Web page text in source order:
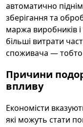
автоматично
зберігання та
маржа виробників
більші витрати
споживача —
Причини
впливу
Економісти
які можуть стати